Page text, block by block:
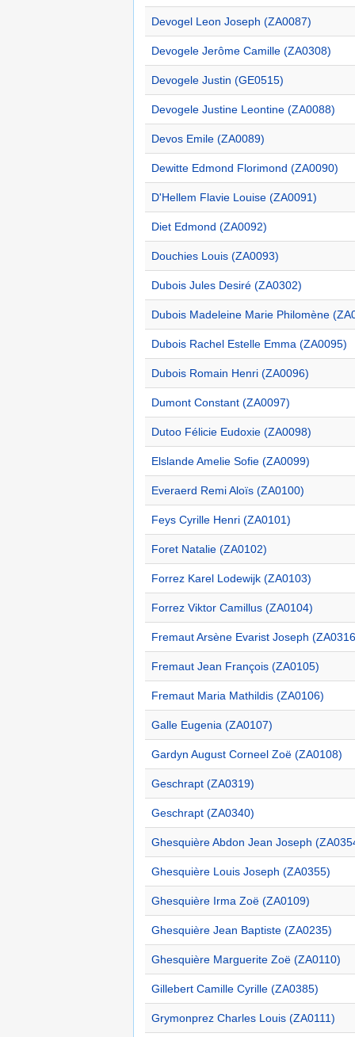
Devogel Leon Joseph (ZA0087)
Devogele Jerôme Camille (ZA0308)
Devogele Justin (GE0515)
Devogele Justine Leontine (ZA0088)
Devos Emile (ZA0089)
Dewitte Edmond Florimond (ZA0090)
D'Hellem Flavie Louise (ZA0091)
Diet Edmond (ZA0092)
Douchies Louis (ZA0093)
Dubois Jules Desiré (ZA0302)
Dubois Madeleine Marie Philomène
Dubois Rachel Estelle Emma (ZA0095)
Dubois Romain Henri (ZA0096)
Dumont Constant (ZA0097)
Dutoo Félicie Eudoxie (ZA0098)
Elslande Amelie Sofie (ZA0099)
Everaerd Remi Aloïs (ZA0100)
Feys Cyrille Henri (ZA0101)
Foret Natalie (ZA0102)
Forrez Karel Lodewijk (ZA0103)
Forrez Viktor Camillus (ZA0104)
Fremaut Arsène Evarist Joseph
Fremaut Jean François (ZA0105)
Fremaut Maria Mathildis (ZA0106)
Galle Eugenia (ZA0107)
Gardyn August Corneel Zoë (ZA0108)
Geschrapt (ZA0319)
Geschrapt (ZA0340)
Ghesquière Abdon Jean Joseph
Ghesquière Louis Joseph (ZA0355)
Ghesquière Irma Zoë (ZA0109)
Ghesquière Jean Baptiste (ZA0235)
Ghesquière Marguerite Zoë (ZA0110)
Gillebert Camille Cyrille (ZA0385)
Grymonprez Charles Louis (ZA0111)